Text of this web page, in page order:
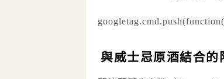
與威士忌原酒結合的